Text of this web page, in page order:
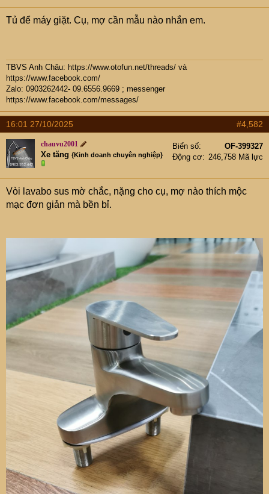
r
Tủ để máy giặt. Cụ, mợ cần mẫu nào nhắn em.
TBVS Anh Châu: https://www.otofun.net/threads/ và
https://www.facebook.com/
Zalo: 0903262442- 09.6556.9669 ; messenger
https://www.facebook.com/messages/
16:01 27/10/2025 #4,582
chauvu2001
Xe tăng {Kinh doanh chuyên nghiệp}
Biển số
OF-399327
Động cơ
246,758 Mã lực
Vòi lavabo sus mờ chắc, nặng cho cụ, mợ nào thích mộc
mạc đơn giản mà bền bỉ.